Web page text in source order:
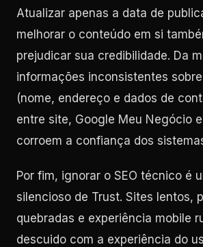
Atualizar apenas a data de
melhorar o conteúdo em si
prejudicar sua credibilidade. Da
informações inconsistentes
(nome, endereço e dados de
entre site, Google Meu Negócio
corroem a confiança dos
Por fim, ignorar o SEO técnico é
silencioso de Trust. Sites lentos,
quebradas e experiência mobile
descuido com a experiência do